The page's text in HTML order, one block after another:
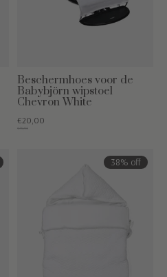
Beschermhoes voor de
Babybjörn wipstoel
Chevron White
€20,00
€49,95
38% off